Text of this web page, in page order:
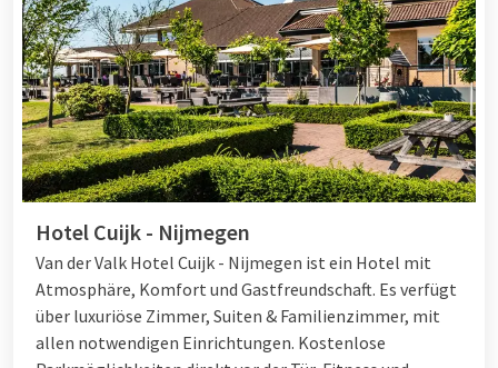
Hotel Cuijk - Nijmegen
Van der Valk Hotel Cuijk - Nijmegen ist ein Hotel mit
Atmosphäre, Komfort und Gastfreundschaft. Es verfügt
über luxuriöse Zimmer, Suiten & Familienzimmer, mit
allen notwendigen Einrichtungen. Kostenlose